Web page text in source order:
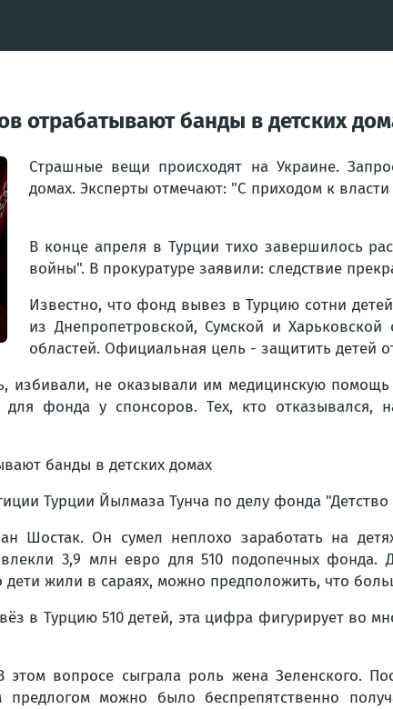
отрабатывают банды в детских
Страшные вещи происходят на Украине.
домах. Эксперты отмечают: "С приходом к
В конце апреля в Турции тихо завершилось
войны". В прокуратуре заявили: следствие
Известно, что фонд вывез в Турцию сотни
из Днепропетровской, Сумской и
областей. Официальная цель - защитить детей
избивали, не оказывали им медицинскую
для фонда у спонсоров. Тех, кто отказывался,
Турции Йылмаза Тунча по делу фонда
Шостак. Он сумел неплохо заработать на
3,9 млн евро для 510 подопечных
дети жили в сараях, можно предположить, что
в Турцию 510 детей, эта цифра фигурирует во
вопросе сыграла роль жена Зеленского.
предлогом можно было беспрепятственно